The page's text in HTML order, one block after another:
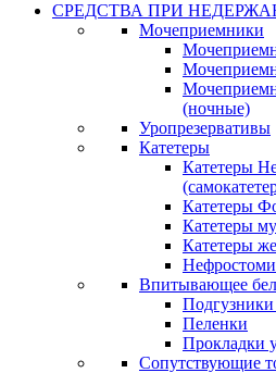
СРЕДСТВА ПРИ
Мочеприемники
(ночные)
Уропрезервативы
Катетеры
Катетеры
Катетеры
Катетеры
Катетеры
Впитывающее
Пеленки
Прокладки
Сопутствующие